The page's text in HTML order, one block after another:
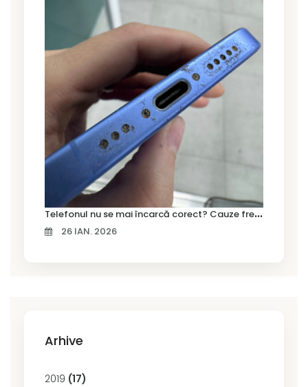
T
elefonul nu se mai încarcă corect? Cauze frecvente și soluții la service în Timișoara
26 IAN. 2026
Arhive
2019 (17)